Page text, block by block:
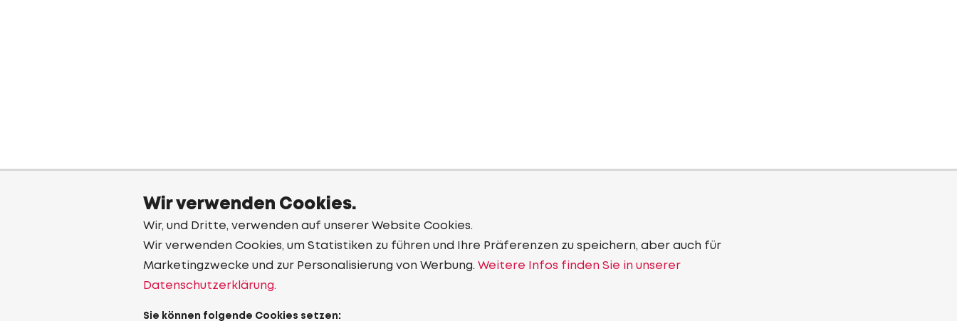
Wir verwenden Cookies.
Wir, und Dritte, verwenden auf unserer Website Cookies.
Wir verwenden Cookies, um Statistiken zu führen und Ihre Präferenzen zu speichern, aber auch für
Marketingzwecke und zur Personalisierung von Werbung. Weitere Infos finden Sie in unserer
Datenschutzerklärung.
Sie können folgende Cookies setzen: